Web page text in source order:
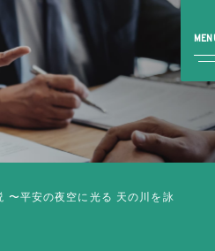
〜平安の夜空に光る 天の川を詠